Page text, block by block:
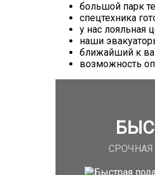
большой парк
спецтехника
у нас лояльная
наши
ближайший к
возможность